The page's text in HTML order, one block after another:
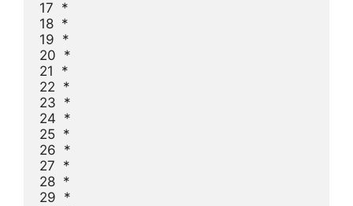
17  *
18  *
19  *
20  *
21  *
22  *
23  *
24  *
25  *
26  *
27  *
28  *
29  *